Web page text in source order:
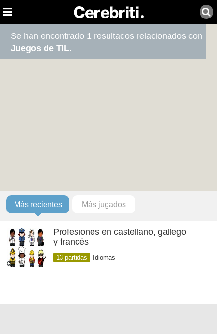
Se han encontrado 1 resultados relacionados con
Juegos de TIL.
Más recientes Más jugados
Profesiones en castellano, gallego
y francés
13 partidas Idiomas